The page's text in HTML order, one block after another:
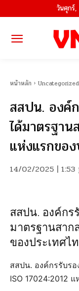
วันศุกร์
หน้าหลัก Uncategorized
สสปน. องค์
ได้มาตรฐา
แห่งแรกขอ
14/02/2025 | 1:53
สสปน. องค์กร
มาตรฐานสาก
ของประเทศไ
สสปน. องค์กรรับร
ISO 17024:2012